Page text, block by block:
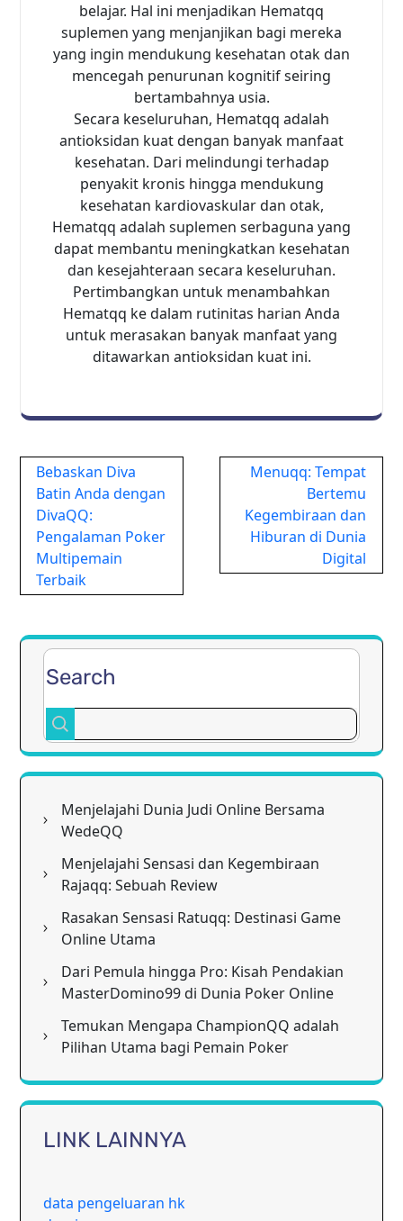
belajar. Hal ini menjadikan Hematqq
suplemen yang menjanjikan bagi mereka
yang ingin mendukung kesehatan otak dan
mencegah penurunan kognitif seiring
bertambahnya usia.
Secara keseluruhan, Hematqq adalah
antioksidan kuat dengan banyak manfaat
kesehatan. Dari melindungi terhadap
penyakit kronis hingga mendukung
kesehatan kardiovaskular dan otak,
Hematqq adalah suplemen serbaguna yang
dapat membantu meningkatkan kesehatan
dan kesejahteraan secara keseluruhan.
Pertimbangkan untuk menambahkan
Hematqq ke dalam rutinitas harian Anda
untuk merasakan banyak manfaat yang
ditawarkan antioksidan kuat ini.
Post
navigation
Bebaskan Diva
Batin Anda dengan
DivaQQ:
Pengalaman Poker
Multipemain
Terbaik
Menuqq: Tempat
Bertemu
Kegembiraan dan
Hiburan di Dunia
Digital
Search
Menjelajahi Dunia Judi Online Bersama
WedeQQ
Menjelajahi Sensasi dan Kegembiraan
Rajaqq: Sebuah Review
Rasakan Sensasi Ratuqq: Destinasi Game
Online Utama
Dari Pemula hingga Pro: Kisah Pendakian
MasterDomino99 di Dunia Poker Online
Temukan Mengapa ChampionQQ adalah
Pilihan Utama bagi Pemain Poker
LINK LAINNYA
data pengeluaran hk